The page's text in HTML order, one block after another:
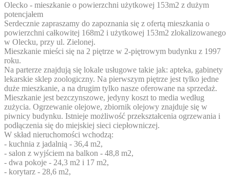
Olecko - mieszkanie o powierzchni użytkowej 153m2 z dużym
potencjałem
Serdecznie zapraszamy do zapoznania się z ofertą mieszkania o
powierzchni całkowitej 168m2 i użytkowej 153m2 zlokalizowanego
w Olecku, przy ul. Zielonej.
Mieszkanie mieści się na 2 piętrze w 2-piętrowym budynku z 1997
roku.
Na parterze znajdują się lokale usługowe takie jak: apteka, gabinety
lekarskie sklep zoologiczny. Na pierwszym piętrze jest tylko jedne
duże mieszkanie, a na drugim tylko nasze oferowane na sprzedaż.
Mieszkanie jest bezczynszowe, jedyny koszt to media według
zużycia. Ogrzewanie olejowe, zbiornik olejowy znajduje się w
piwnicy budynku. Istnieje możliwość przekształcenia ogrzewania i
podłączenia się do miejskiej sieci ciepłowniczej.
W skład nieruchomości wchodzą:
- kuchnia z jadalnią - 36,4 m2,
- salon z wyjściem na balkon - 48,8 m2,
- dwa pokoje - 24,3 m2 i 17 m2,
- korytarz - 28,6 m2,